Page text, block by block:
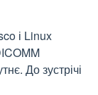
і Linux
До зустрічі